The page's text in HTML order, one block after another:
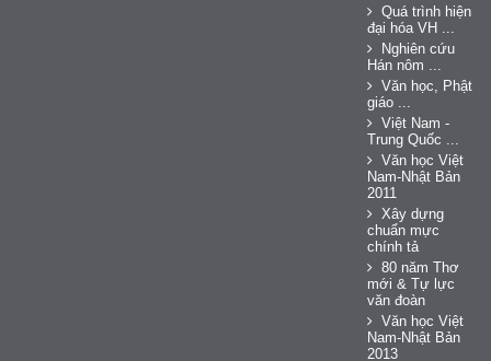
Quá trình hiện
đại hóa VH ...
Nghiên cứu
Hán nôm ...
Văn học, Phật
giáo ...
Việt Nam -
Trung Quốc ...
Văn học Việt
Nam-Nhật Bản
2011
Xây dựng
chuẩn mực
chính tả
80 năm Thơ
mới & Tự lực
văn đoàn
Văn học Việt
Nam-Nhật Bản
2013